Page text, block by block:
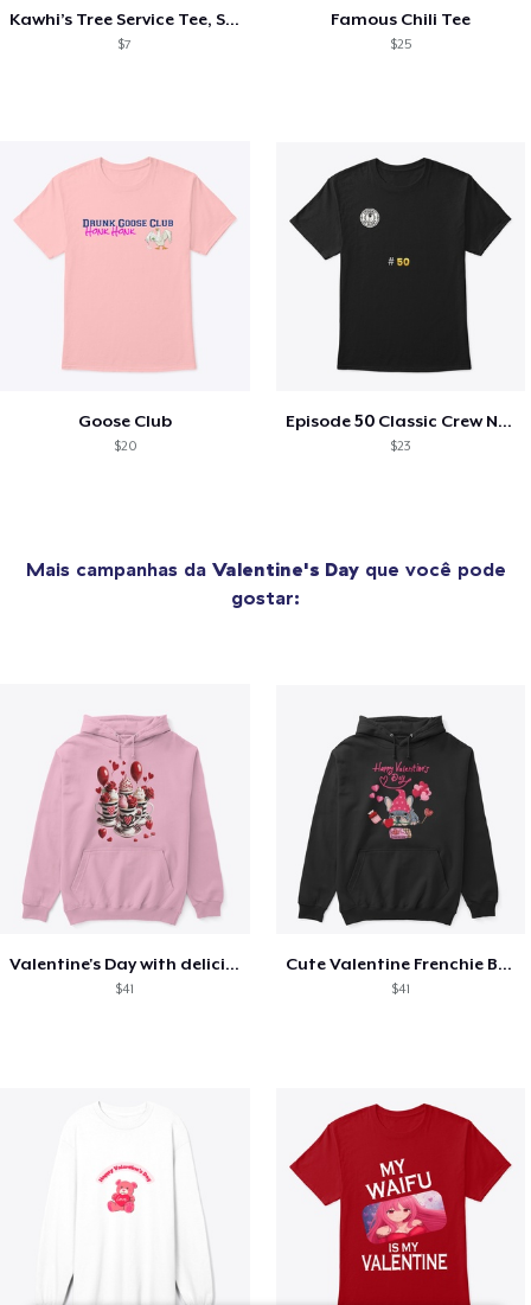
Kawhi’s Tree Service Tee, Shirts, Mug
$7
Famous Chili Tee
$25
Goose Club
$20
Episode 50 Classic Crew Neck T-Shirt
$23
Mais campanhas da Valentine's Dayque você pode
gostar:
Valentine's Day with delicious food
$41
Cute Valentine Frenchie Bulldog
$41